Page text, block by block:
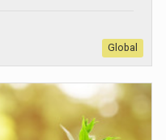
Global